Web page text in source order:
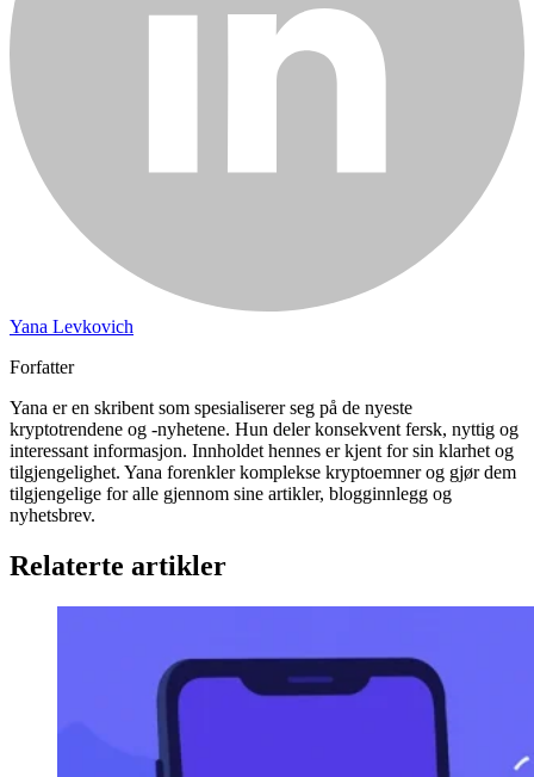
Yana Levkovich
Forfatter
Yana er en skribent som spesialiserer seg på de nyeste
kryptotrendene og -nyhetene. Hun deler konsekvent fersk, nyttig og
interessant informasjon. Innholdet hennes er kjent for sin klarhet og
tilgjengelighet. Yana forenkler komplekse kryptoemner og gjør dem
tilgjengelige for alle gjennom sine artikler, blogginnlegg og
nyhetsbrev.
Relaterte artikler